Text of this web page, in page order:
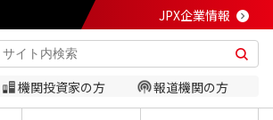
JPX企業情報
機関投資家の方 報道機関の方